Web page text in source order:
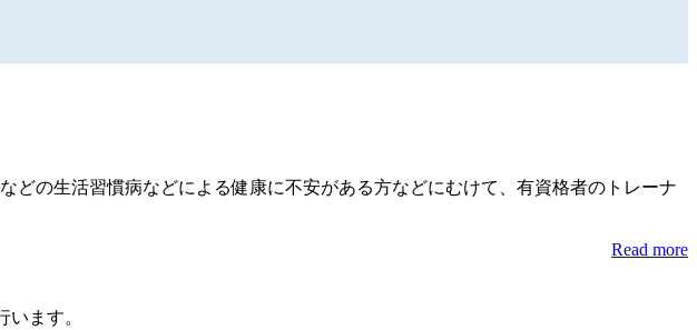
の生活習慣病などによる健康に不安がある方などにむけて、有資格者のトレーナ
Read more
います。